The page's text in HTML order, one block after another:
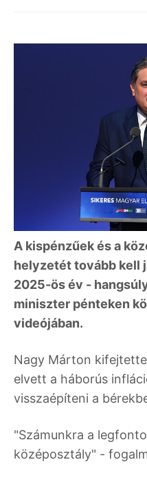
A kispénzűek és a
helyzetét tovább kell
2025-ös év -
miniszter pénteken
videójában.
Nagy Márton
elvett a háborús
visszaépíteni a
"Számunkra a
középosztály" -